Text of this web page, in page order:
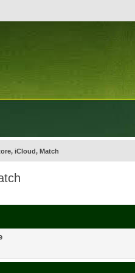
iCloud, Match